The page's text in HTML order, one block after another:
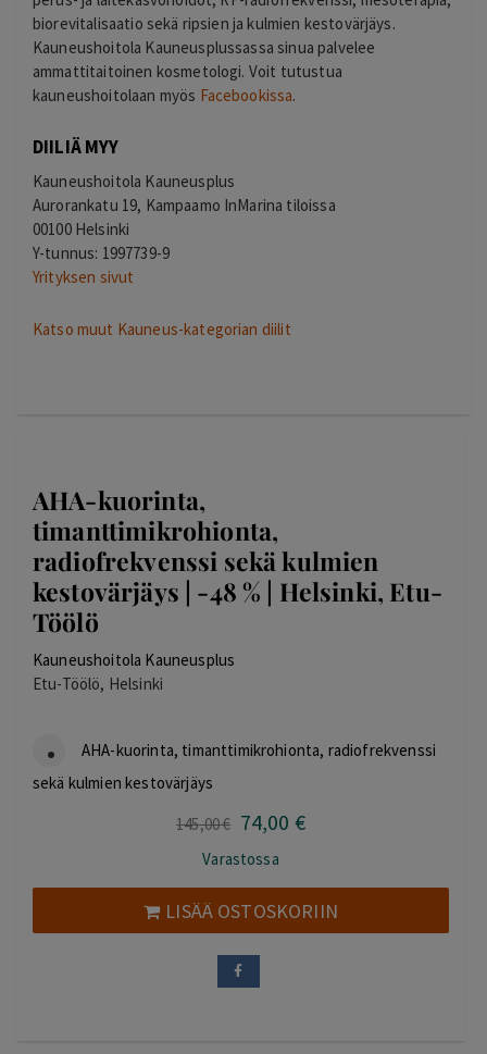
biorevitalisaatio sekä ripsien ja kulmien kestovärjäys.
Kauneushoitola Kauneusplussassa sinua palvelee
ammattitaitoinen kosmetologi. Voit tutustua
kauneushoitolaan myös Facebookissa.
DIILIÄ MYY
Kauneushoitola Kauneusplus
Aurorankatu 19, Kampaamo InMarina tiloissa
00100 Helsinki
Y-tunnus: 1997739-9
Yrityksen sivut
Katso muut Kauneus-kategorian diilit
AHA-kuorinta,
timanttimikrohionta,
radiofrekvenssi sekä kulmien
kestovärjäys | -48 % | Helsinki, Etu-
Töölö
Kauneushoitola Kauneusplus
Etu-Töölö, Helsinki
AHA-kuorinta, timanttimikrohionta, radiofrekvenssi
sekä kulmien kestovärjäys
145,00€ Alkuperäinen
oli:
145,00 €.
74,00 €Nykyinen
74,00 €.
Varastossa
LISÄÄ OSTOSKORIIN